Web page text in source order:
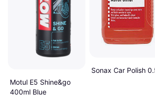
Motul E5 Shine&go
400ml Blue
Sonax Car Polish